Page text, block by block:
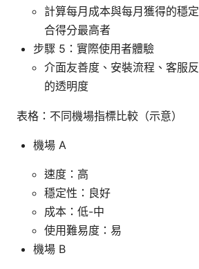
計算每月成本與每月獲得的穩
合得分最高者
步驟 5：實際使用者體驗
介面友善度、安裝流程、客服
的透明度
表格：不同機場指標比較（示意）
機場 A
速度：高
穩定性：良好
成本：低-中
使用難易度：易
機場 B